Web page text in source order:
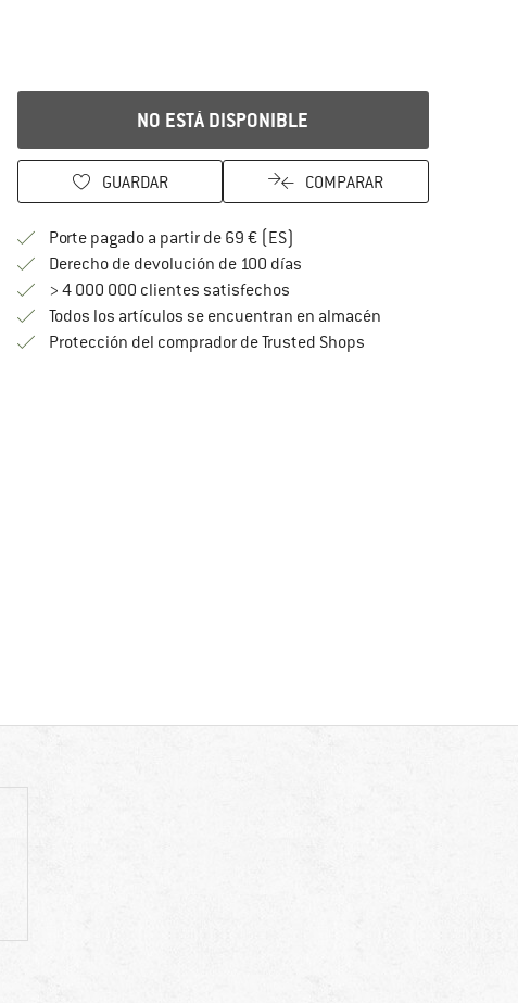
NO ESTÁ DISPONIBLE
GUARDAR COMPARAR
Porte pagado a partir de 69 € (ES)
Derecho de devolución de 100 díasvaya a la política de
> 4 000 000 clientes satisfechos
Todos los artículos se encuentran en almacén
Protección del comprador de Trusted Shops¡toda la información